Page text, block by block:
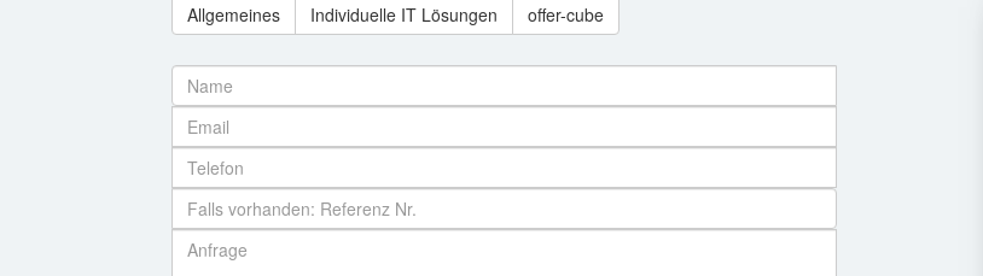
Allgemeines Individuelle IT Lösungen offer-cube